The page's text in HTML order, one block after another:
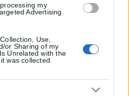
my
Advertising.
Use,
or Sharing of my
Unrelated with the
was collected.